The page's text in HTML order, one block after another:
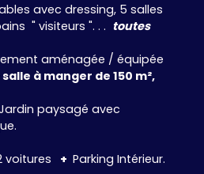
avec dressing, 5 salles
" visiteurs ". . . toutes
aménagée / équipée
à manger de 150 m²,
paysagé avec
voitures + Parking Intérieur.